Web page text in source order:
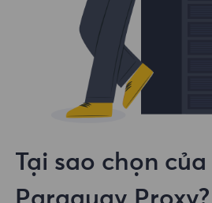
Tại sao chọn